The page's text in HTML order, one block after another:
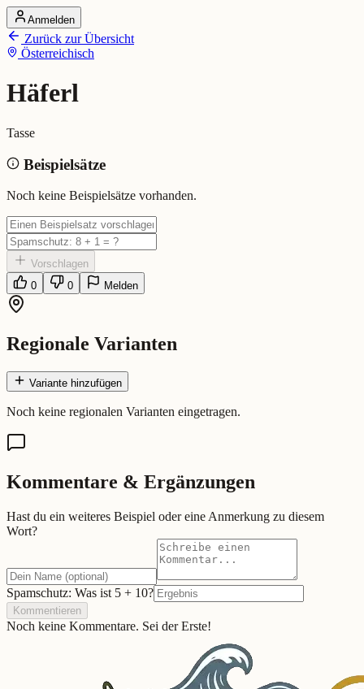
Startseite
Alle Dialekte
Dialekte vergleichen
Dialekt-Karte
Ranking
Häferl (Österreichisch)
Bedeutung:Tasse
Anmelden
Zurück zur Übersicht
Österreichisch
Häferl
Tasse
Beispielsätze
Noch keine Beispielsätze vorhanden.
Vorschlagen
0
0 Melden
Regionale Varianten
Variante hinzufügen
Noch keine regionalen Varianten eingetragen.
Kommentare & Ergänzungen
Hast du ein weiteres Beispiel oder eine Anmerkung zu diesem
Wort?
Spamschutz: Was ist 5 + 10?
Kommentieren
Noch keine Kommentare. Sei der Erste!